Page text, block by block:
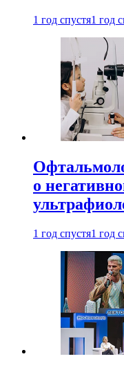
1 год спустя1 год
о
1 год спустя1 год